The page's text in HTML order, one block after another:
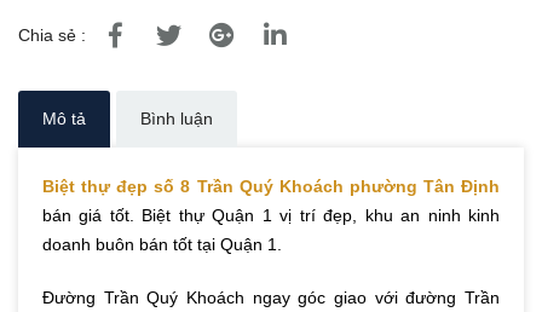
Chia sẻ :
Mô tả Bình luận
Biệt thự đẹp số 8 Trần Quý Khoách phường Tân Định
bán giá tốt. Biệt thự Quận 1 vị trí đẹp, khu an ninh kinh
doanh buôn bán tốt tại Quận 1.
Đường Trần Quý Khoách ngay góc giao với đường Trần